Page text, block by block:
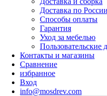
Доставка по России
Способы оплаты
Гарантия
Уход за мебелью
Пользовательские
Контакты и магазины
Сравнение
избранное
Вход
info@mosdrev.com